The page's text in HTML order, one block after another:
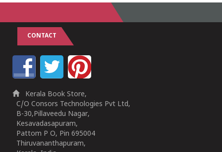
CONTACT
Kerala Book Store,
C/O Consors Technologies Pvt Ltd,
B-30,Pillaveedu Nagar,
Kesavadasapuram,
Pattom P O, Pin 695004
Thiruvananthapuram,